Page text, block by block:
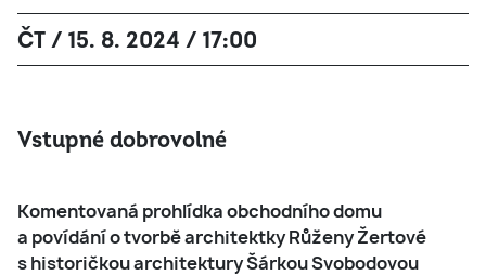
ČT / 15. 8. 2024 / 17:00
Vstupné dobrovolné
Komentovaná prohlídka obchodního domu
a povídání o tvorbě architektky Růženy Žertové
s historičkou architektury Šárkou Svobodovou